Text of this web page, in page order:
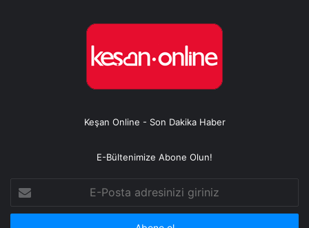
Keşan Online - Son Dakika Haber
E-Bültenimize Abone Olun!
Posta
adresinizi